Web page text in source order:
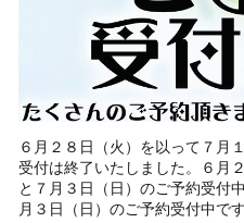
６月２８日（火）を以って７月
受付は終了いたしました。６月
と７月３日（日）のご予約受付
月３日（日）のご予約受付中で